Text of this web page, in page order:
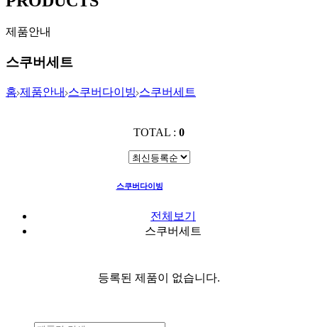
제품안내
스쿠버세트
홈 제품안내 스쿠버다이빙 스쿠버세트
TOTAL : 0
스쿠버다이빙
전체보기
스쿠버세트
등록된 제품이 없습니다.